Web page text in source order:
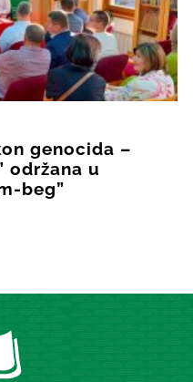
genocida –
održana u
beg”